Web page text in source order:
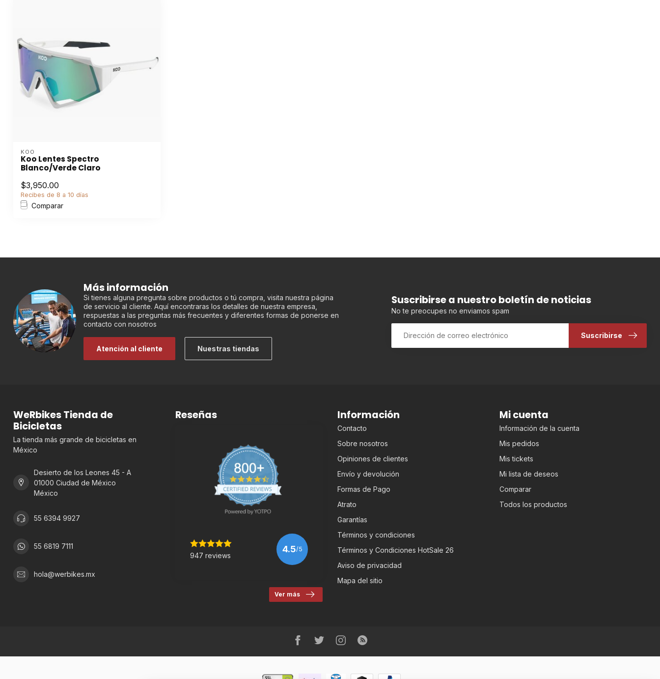
KOO
Koo Lentes Spectro
Blanco/Verde Claro
$3,950.00
Recibes de 8 a 10 días
Comparar
Más información
Si tienes alguna pregunta sobre productos o tú compra, visita nuestra página
de servicio al cliente. Aquí encontraras los detalles de nuestra empresa,
respuestas a las preguntas más frecuentes y diferentes formas de ponerse en
contacto con nosotros
Atención al cliente Nuestras tiendas
Suscribirse a nuestro boletín de noticias
No te preocupes no enviamos spam
Suscribirse
WeRbikes Tienda de
Bicicletas
La tienda más grande de bicicletas en
México
Desierto de los Leones 45 - A
01000 Ciudad de México
México
55 6394 9927
55 6819 7111
hola@werbikes.mx
Reseñas
947 reviews
4.5/5
Ver más
Información
Contacto
Sobre nosotros
Opiniones de clientes
Envío y devolución
Formas de Pago
Atrato
Garantías
Términos y condiciones
Términos y Condiciones HotSale 26
Aviso de privacidad
Mapa del sitio
Mi cuenta
Información de la cuenta
Mis pedidos
Mis tickets
Mi lista de deseos
Comparar
Todos los productos